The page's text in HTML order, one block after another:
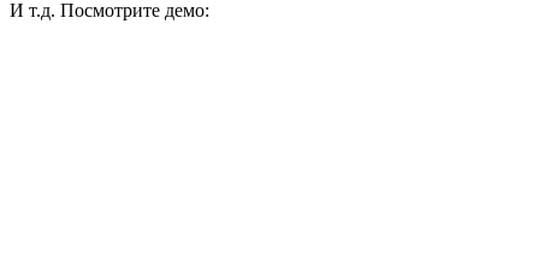
И т.д. Посмотрите демо: